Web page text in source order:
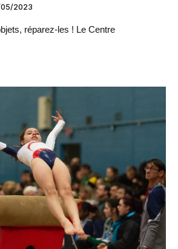
2023
réparez-les ! Le Centre